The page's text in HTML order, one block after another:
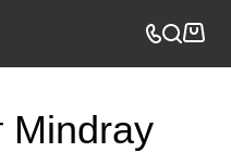
Mindray